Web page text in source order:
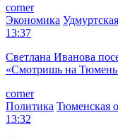
corner
Экономика
13:37
Светлана Иванова
«Смотришь на Тюмень
corner
Политика Тюменская
13:32